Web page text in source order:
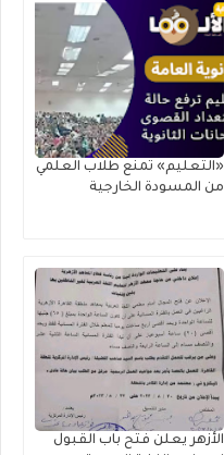
«التعليم» تمنع طلاب العلمي
من المسودة الخارجية
الأزهر يعلن فتح باب القبول